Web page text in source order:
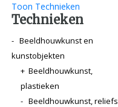
Toon Technieken
Technieken
- Beeldhouwkunst en
kunstobjekten
+ Beeldhouwkunst,
plastieken
- Beeldhouwkunst, reliefs